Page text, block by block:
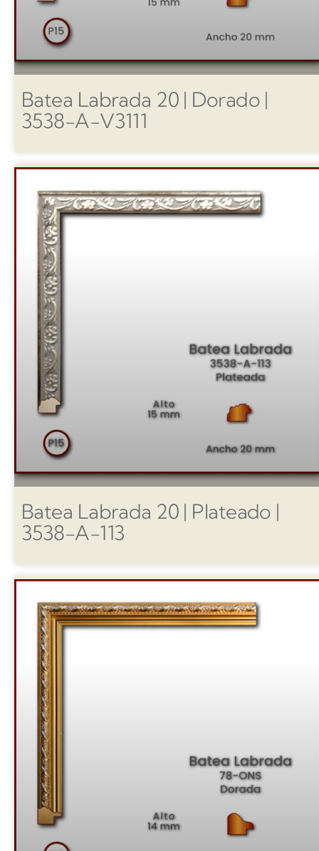
Batea Labrada 20 | Dorado |
3538-A-V3111
Batea Labrada 20 | Plateado |
3538-A-113